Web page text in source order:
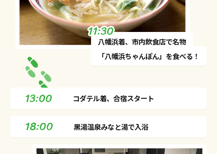
⼋幡浜着、市内飲⾷店で名物
「⼋幡浜ちゃんぽん」を⾷べる！
コダテル着、合宿スタート
⿊湯温泉みなと湯で⼊浴